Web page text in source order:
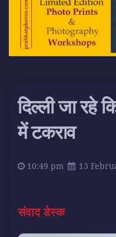
दिल्ली जा रहे
में टकराव
10:49 pm 13
संवाद डेस्क